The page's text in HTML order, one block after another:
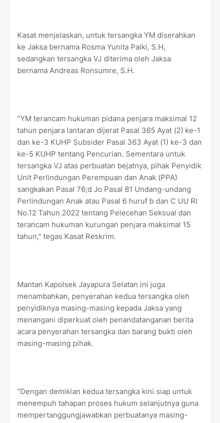
Kasat menjelaskan, untuk tersangka YM diserahkan
ke Jaksa bernama Rosma Yunita Paiki, S.H,
sedangkan tersangka VJ diterima oleh Jaksa
bernama Andreas Ronsumre, S.H.
"YM terancam hukuman pidana penjara maksimal 12
tahun penjara lantaran dijerat Pasal 365 Ayat (2) ke-1
dan ke-3 KUHP Subsider Pasal 363 Ayat (1) ke-3 dan
ke-5 KUHP tentang Pencurian. Sementara untuk
tersangka VJ atas perbuatan bejatnya, pihak Penyidik
Unit Perlindungan Perempuan dan Anak (PPA)
sangkakan Pasal 76;d Jo Pasal 81 Undang-undang
Perlindungan Anak atau Pasal 6 huruf b dan C UU RI
No.12 Tahun 2022 tentang Pelecehan Seksual dan
terancam hukuman kurungan penjara maksimal 15
tahun," tegas Kasat Reskrim.
Mantan Kapolsek Jayapura Selatan ini juga
menambahkan, penyerahan kedua tersangka oleh
penyidiknya masing-masing kepada Jaksa yang
menangani diperkuat oleh penandatanganan berita
acara penyerahan tersangka dan barang bukti oleh
masing-masing pihak.
"Dengan demikian kedua tersangka kini siap untuk
menempuh tahapan proses hukum selanjutnya guna
mempertanggungjawabkan perbuatanya masing-